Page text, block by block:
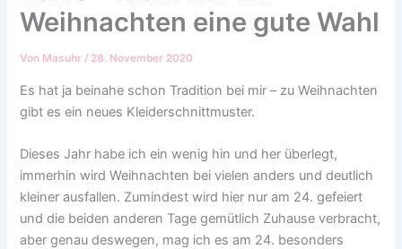
Weihnachten eine gute Wahl
Von Masuhr / 28. November 2020
Es hat ja beinahe schon Tradition bei mir – zu Weihnachten
gibt es ein neues Kleiderschnittmuster.
Dieses Jahr habe ich ein wenig hin und her überlegt,
immerhin wird Weihnachten bei vielen anders und deutlich
kleiner ausfallen. Zumindest wird hier nur am 24. gefeiert
und die beiden anderen Tage gemütlich Zuhause verbracht,
aber genau deswegen, mag ich es am 24. besonders